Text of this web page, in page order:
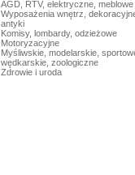
AGD, RTV, elektryczne, meblowe
Wyposażenia wnętrz,
antyki
Komisy, lombardy, odzieżowe
Motoryzacyjne
Myśliwskie, modelarskie,
wędkarskie, zoologiczne
Zdrowie i uroda